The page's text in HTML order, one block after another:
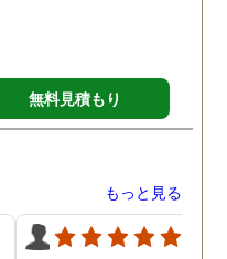
務所に関しても調べてく
ていて、周りの人たちの
かげで夫と離婚ができそ
無料見積もり
もっと見る